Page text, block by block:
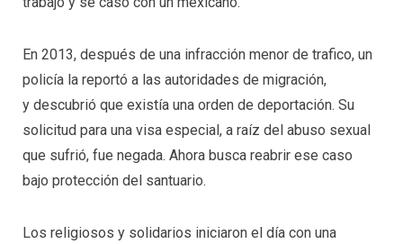
En 2013, después de una infracción menor de trafico, un
policía la reportó a las autoridades de migración,
y descubrió que existía una orden de deportación. Su
solicitud para una visa especial, a raíz del abuso sexual
que sufrió, fue negada. Ahora busca reabrir ese caso
bajo protección del santuario.
Los religiosos y solidarios iniciaron el día con una